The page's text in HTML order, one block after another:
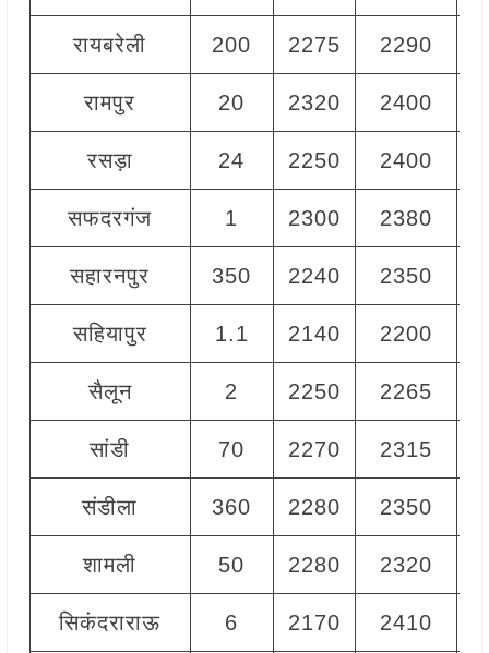
रायबरेली 200 2275 2290
रामपुर 20 2320 2400
रसड़ा 24 2250 2400
सफदरगंज 1 2300 2380
सहारनपुर 350 2240 2350
सहियापुर 1.1 2140 2200
सैलून 2 2250 2265
सांडी 70 2270 2315
संडीला 360 2280 2350
शामली 50 2280 2320
सिकंदराराऊ 6 2170 2410